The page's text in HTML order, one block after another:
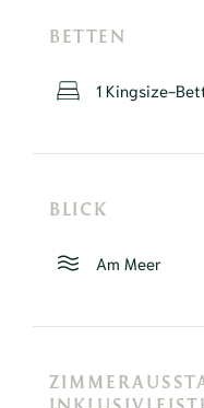
BETTEN
1 Kingsize-
BLICK
Am Meer